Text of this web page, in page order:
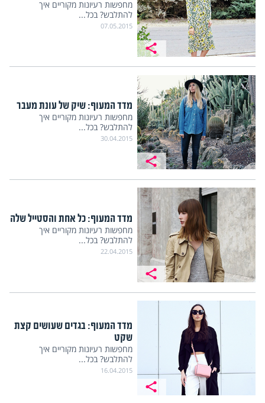
מחפשות רעיונות מקוריים איך
להתלבש? בכל...
07.05.2015
מדד המעוף: שיק של עונת מעבר
מחפשות רעיונות מקוריים איך
להתלבש? בכל...
30.04.2015
מדד המעוף: כל אחת והסטייל שלה
מחפשות רעיונות מקוריים איך
להתלבש? בכל...
22.04.2015
מדד המעוף: בגדים שעושים קצת
שקט
מחפשות רעיונות מקוריים איך
להתלבש? בכל...
16.04.2015